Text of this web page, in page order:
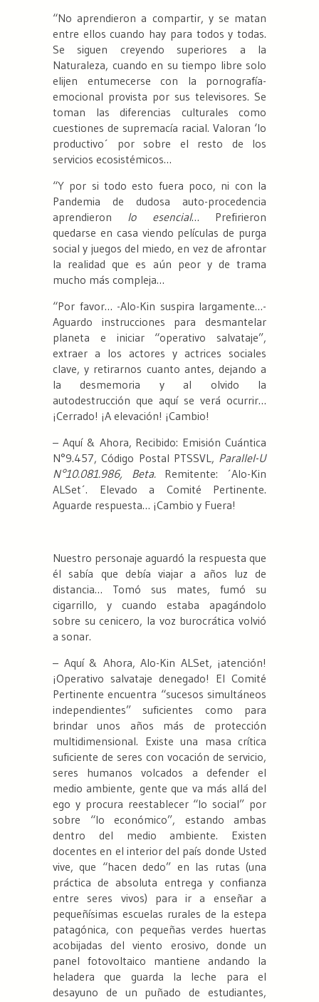
“No aprendieron a compartir, y se matan
entre ellos cuando hay para todos y todas.
Se siguen creyendo superiores a la
Naturaleza, cuando en su tiempo libre solo
elijen entumecerse con la pornografía-
emocional provista por sus televisores. Se
toman las diferencias culturales como
cuestiones de supremacía racial. Valoran ‘lo
productivo´ por sobre el resto de los
servicios ecosistémicos…
“Y por si todo esto fuera poco, ni con la
Pandemia de dudosa auto-procedencia
aprendieron lo esencial… Prefirieron
quedarse en casa viendo películas de purga
social y juegos del miedo, en vez de afrontar
la realidad que es aún peor y de trama
mucho más compleja…
“Por favor… -Alo-Kin suspira largamente…-
Aguardo instrucciones para desmantelar
planeta e iniciar “operativo salvataje”,
extraer a los actores y actrices sociales
clave, y retirarnos cuanto antes, dejando a
la desmemoria y al olvido la
autodestrucción que aquí se verá ocurrir…
¡Cerrado! ¡A elevación! ¡Cambio!
– Aquí & Ahora, Recibido: Emisión Cuántica
N°9.457, Código Postal PTSSVL, Parallel-U
N°10.081.986, Beta. Remitente: ´Alo-Kin
ALSet´. Elevado a Comité Pertinente.
Aguarde respuesta… ¡Cambio y Fuera!
Nuestro personaje aguardó la respuesta que
él sabía que debía viajar a años luz de
distancia… Tomó sus mates, fumó su
cigarrillo, y cuando estaba apagándolo
sobre su cenicero, la voz burocrática volvió
a sonar.
– Aquí & Ahora, Alo-Kin ALSet, ¡atención!
¡Operativo salvataje denegado! El Comité
Pertinente encuentra “sucesos simultáneos
independientes” suficientes como para
brindar unos años más de protección
multidimensional. Existe una masa crítica
suficiente de seres con vocación de servicio,
seres humanos volcados a defender el
medio ambiente, gente que va más allá del
ego y procura reestablecer “lo social” por
sobre “lo económico”, estando ambas
dentro del medio ambiente. Existen
docentes en el interior del país donde Usted
vive, que “hacen dedo” en las rutas (una
práctica de absoluta entrega y confianza
entre seres vivos) para ir a enseñar a
pequeñísimas escuelas rurales de la estepa
patagónica, con pequeñas verdes huertas
acobijadas del viento erosivo, donde un
panel fotovoltaico mantiene andando la
heladera que guarda la leche para el
desayuno de un puñado de estudiantes,